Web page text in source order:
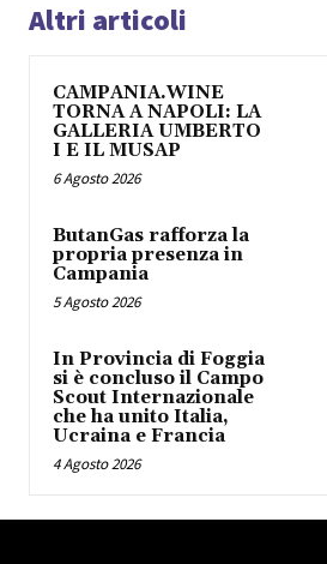
Altri articoli
CAMPANIA.WINE
TORNA A NAPOLI: LA
GALLERIA UMBERTO
I E IL MUSAP
6 Agosto 2026
ButanGas rafforza la
propria presenza in
Campania
5 Agosto 2026
In Provincia di Foggia
si è concluso il Campo
Scout Internazionale
che ha unito Italia,
Ucraina e Francia
4 Agosto 2026